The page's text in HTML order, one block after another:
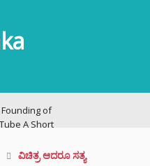
of
A Short
ವಿಚಿತ್ರ ಆದರೂ ಸತ್ಯ